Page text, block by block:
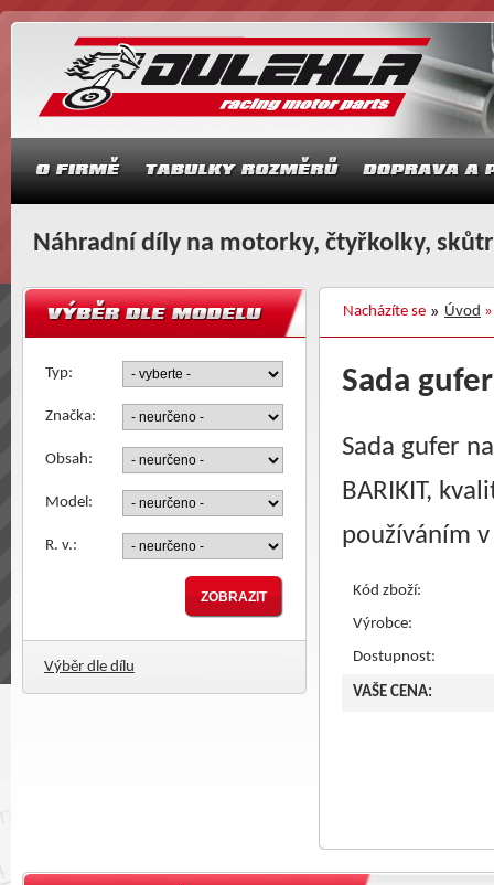
Náhradní díly na motorky, čtyřkolky,
Nacházíte se Úvod
Typ:
Značka:
Obsah:
Model:
R. v.:
Výběr dle dílu
Sada
Sada gufer
BARIKIT,
používáním
Kód zboží:
Výrobce:
Dostupnost:
VAŠE CENA: